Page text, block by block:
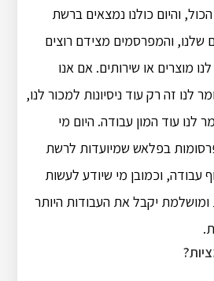
והיום כולנו נמצאים ברשת
שלנו, והמפרסמים מצידם רוצים
מוצרים או שירותים. אם אנו
לנו זה רק עוד ניסיונות למכור לנו,
לנו עוד המון עבודה. היום מי
בפלאש שמיועדות לרשת
עבודה, וכמובן מי שיודע לעשות
יקבל את העבודות היותר